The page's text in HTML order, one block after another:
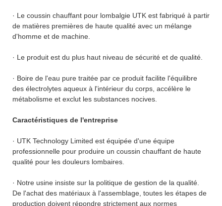
· Le coussin chauffant pour lombalgie UTK est fabriqué à partir
de matières premières de haute qualité avec un mélange
d'homme et de machine.
· Le produit est du plus haut niveau de sécurité et de qualité.
· Boire de l'eau pure traitée par ce produit facilite l'équilibre
des électrolytes aqueux à l'intérieur du corps, accélère le
métabolisme et exclut les substances nocives.
Caractéristiques de l'entreprise
· UTK Technology Limited est équipée d'une équipe
professionnelle pour produire un coussin chauffant de haute
qualité pour les douleurs lombaires.
· Notre usine insiste sur la politique de gestion de la qualité.
De l'achat des matériaux à l'assemblage, toutes les étapes de
production doivent répondre strictement aux normes